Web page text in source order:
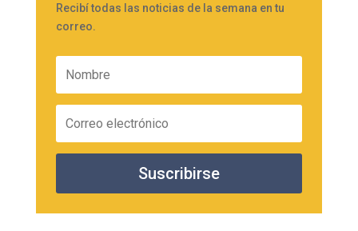
Recibí todas las noticias de la semana en tu
correo.
Suscribirse